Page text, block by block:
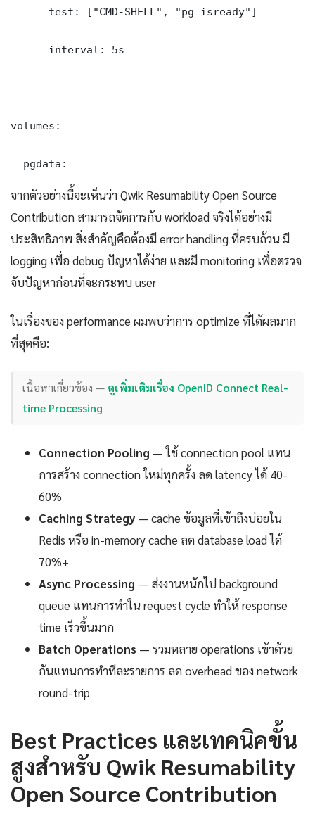
      test: ["CMD-SHELL", "pg_isready"]
      interval: 5s
volumes:
  pgdata:
จากตัวอย่างนี้จะเห็นว่า Qwik Resumability Open Source
Contribution สามารถจัดการกับ workload จริงได้อย่างมี
ประสิทธิภาพ สิ่งสำคัญคือต้องมี error handling ที่ครบถ้วน มี
logging เพื่อ debug ปัญหาได้ง่าย และมี monitoring เพื่อตรวจ
จับปัญหาก่อนที่จะกระทบ user
ในเรื่องของ performance ผมพบว่าการ optimize ที่ได้ผลมาก
ที่สุดคือ:
เนื้อหาเกี่ยวข้อง — ดูเพิ่มเติมเรื่อง OpenID Connect Real-
time Processing
Connection Pooling — ใช้ connection pool แทน
การสร้าง connection ใหม่ทุกครั้ง ลด latency ได้ 40-
60%
Caching Strategy — cache ข้อมูลที่เข้าถึงบ่อยใน
Redis หรือ in-memory cache ลด database load ได้
70%+
Async Processing — ส่งงานหนักไป background
queue แทนการทำใน request cycle ทำให้ response
time เร็วขึ้นมาก
Batch Operations — รวมหลาย operations เข้าด้วย
กันแทนการทำทีละรายการ ลด overhead ของ network
round-trip
Best Practices และเทคนิคขั้น
สูงสำหรับ Qwik Resumability
Open Source Contribution